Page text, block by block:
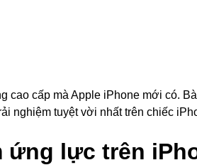
cao cấp mà Apple iPhone mới có.
nghiệm tuyệt vời nhất trên chiếc
ứng lực trên